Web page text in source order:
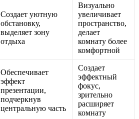
Создает уютную
обстановку,
выделяет зону
отдыха
Визуально
увеличивает
пространство,
делает
комнату более
комфортной
Обеспечивает
эффект
презентации,
подчеркнув
центральную часть
Создает
эффектный
фокус,
зрительно
расширяет
комнату